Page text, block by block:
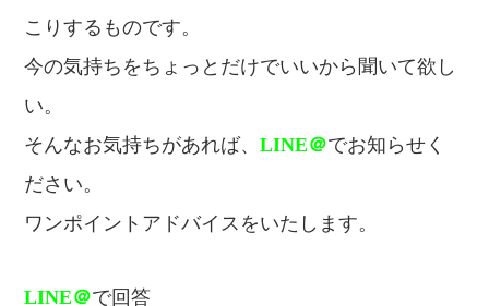
こりするものです。
今の気持ちをちょっとだけでいいから 聞いて欲し
い。
そんなお気持ちがあれば、LINE＠でお知らせく
ださい。
ワンポイントアドバイスをいたします。
LINE＠で回答